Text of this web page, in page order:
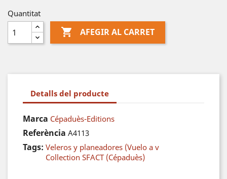
Quantitat
 AFEGIR AL CARRET
Detalls del producte
Marca Cépaduès-Editions
Referència A4113
Tags: Veleros y planeadores (Vuelo a v
Collection SFACT (Cépaduès)